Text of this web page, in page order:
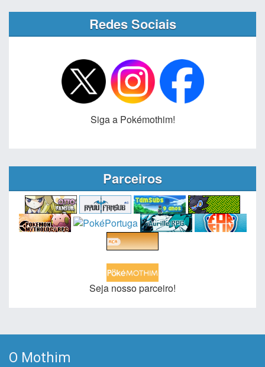
Redes Sociais
Siga a Pokémothim!
Parceiros
Seja nosso parceiro!
O Mothim